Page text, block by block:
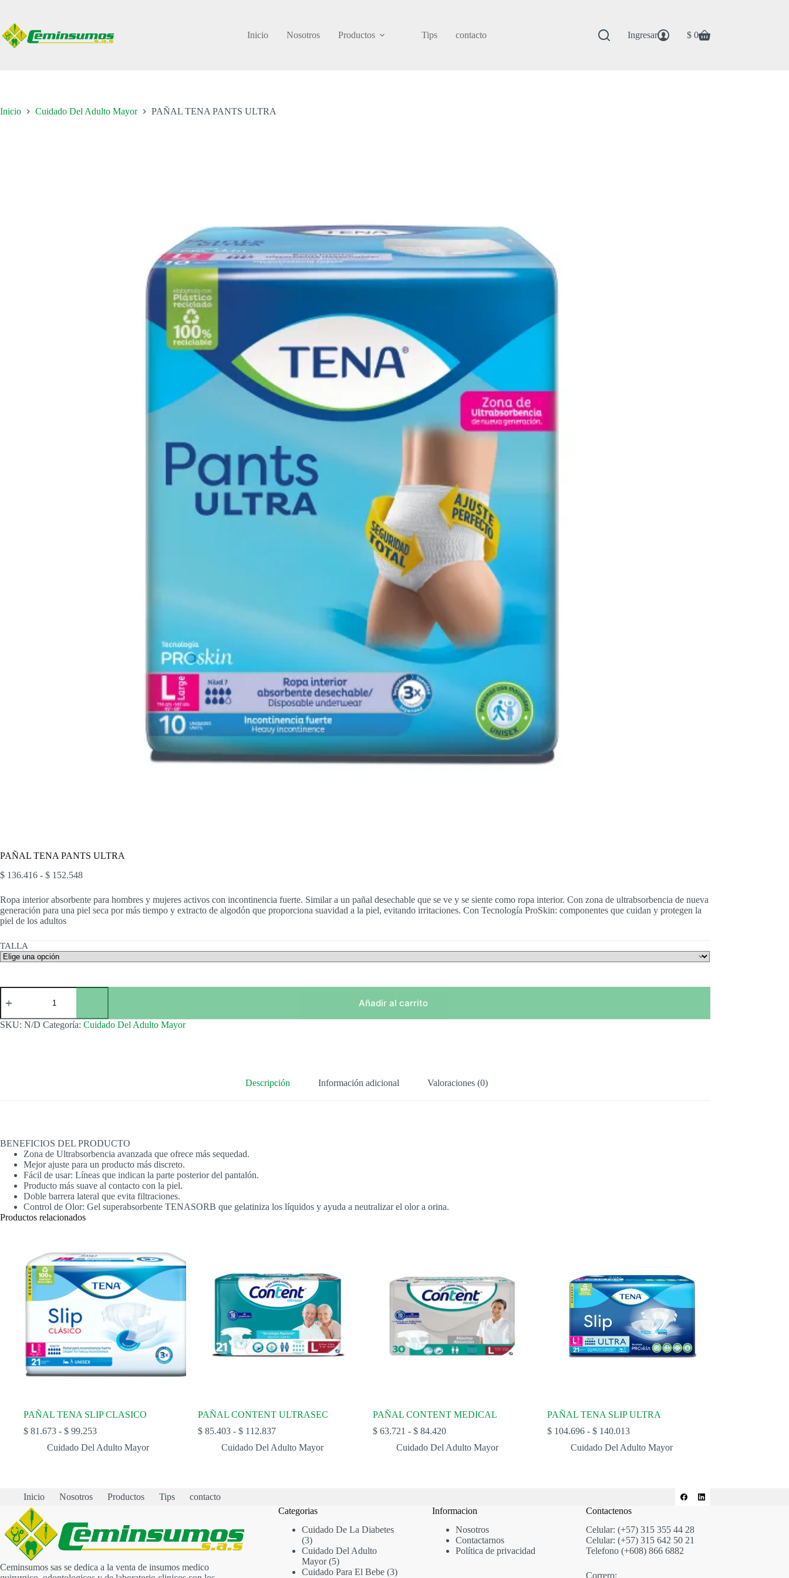
contenido
Inicio
Nosotros Productos Tips contacto Ingresar
Carro
$0
Inicio Cuidado Del Adulto Mayor PAÑAL TENA PANTS ULTRA
PAÑAL TENA PANTS ULTRA
$ 136.416 - $ 152.548Rango
precios:
desde
$ 136.416
Ropa interior absorbente para hombres y mujeres activos con incontinencia fuerte. Similar a un pañal desechable que se ve y se siente como ropa interior. Con zona de ultrabsorbencia de nueva
generación para una piel seca por más tiempo y extracto de algodón que proporciona suavidad a la piel, evitando irritaciones. Con Tecnología ProSkin: componentes que cuidan y protegen la
piel de los adultos
TALLA
PAÑAL
TENA
ULTRA
cantidad
Añadir al carrito
SKU: N/D Categoría: Cuidado Del Adulto Mayor
Descripción Información adicional Valoraciones (0)
BENEFICIOS DEL PRODUCTO
Zona de Ultrabsorbencia avanzada que ofrece más sequedad.
Mejor ajuste para un producto más discreto.
Fácil de usar: Líneas que indican la parte posterior del pantalón.
Producto más suave al contacto con la piel.
Doble barrera lateral que evita filtraciones.
Control de Olor: Gel superabsorbente TENASORB que gelatiniza los líquidos y ayuda a neutralizar el olor a orina.
Productos relacionados
PAÑAL TENA SLIP CLASICO
$ 81.673 - $ 99.253Rango
precios:
$ 99.253
Cuidado Del Adulto Mayor
PAÑAL CONTENT ULTRASEC
$ 85.403 - $ 112.837Rango
precios:
Cuidado Del Adulto Mayor
PAÑAL CONTENT MEDICAL
$63.721 - $84.420Rango
precios:
Cuidado Del Adulto Mayor
PAÑAL TENA SLIP ULTRA
$ 104.696 - $ 140.013Rango
precios:
Cuidado Del Adulto Mayor
Inicio Nosotros Productos Tips contacto
Ceminsumos sas se dedica a la venta de insumos medico
Categorias
Cuidado De La Diabetes
33
productos
Cuidado Del Adulto
Mayor 55
productos
Cuidado Para El Bebe 33
Informacion
Nosotros
Contactarnos
Política de privacidad
Contactenos
Celular: (+57) 315 355 44 28
Celular: (+57) 315 642 50 21
Telefono (+608) 866 6882
Correro: